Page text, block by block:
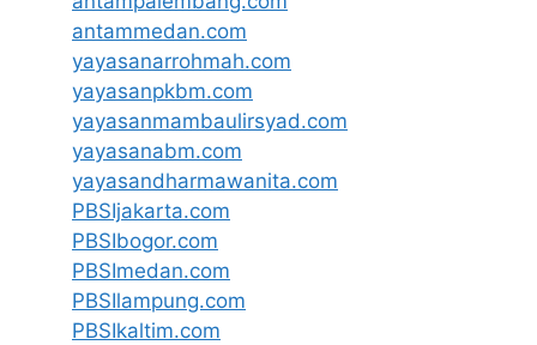
antammedan.com
yayasanarrohmah.com
yayasanpkbm.com
yayasanmambaulirsyad.com
yayasanabm.com
yayasandharmawanita.com
PBSIjakarta.com
PBSIbogor.com
PBSImedan.com
PBSIlampung.com
PBSIkaltim.com